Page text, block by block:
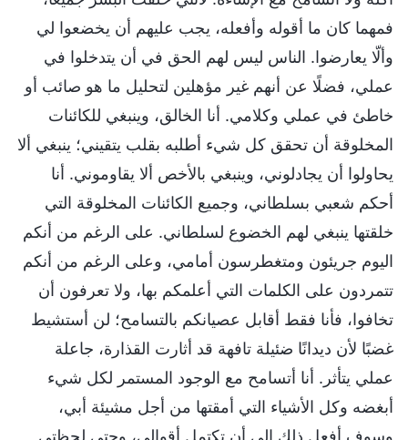
فمهما كان ما أقوله وأفعله، يجب عليهم أن يخضعوا لي
وألّا يعارضوا. الناس ليس لهم الحق في أن يتدخلوا في
عملي، فضلًا عن أنهم غير مؤهلين لتحليل ما هو صائب أو
خاطئ في عملي وكلامي. أنا الخالق، وينبغي للكائنات
المخلوقة أن تحقق كل شيء أطلبه بقلب يتقيني؛ ينبغي ألا
يحاولوا أن يجادلوني، وينبغي بالأخص ألا يقاوموني. أنا
أحكم شعبي بسلطاني، وجميع الكائنات المخلوقة التي
خلقتها ينبغي لهم الخضوع لسلطاني. على الرغم من أنكم
اليوم جريئون ومتغطرسون أمامي، وعلى الرغم من أنكم
تتمردون على الكلمات التي أعلمكم بها، ولا تعرفون أن
تخافوا، فأنا فقط أقابل عصيانكم بالتسامح؛ لن أستشيط
غضبًا لأن ديدانًا ضئيلة تافهة قد أثارت القذارة، جاعلة
عملي يتأثر. أنا أتسامح مع الوجود المستمر لكل شيء
أبغضه وكل الأشياء التي أمقتها من أجل مشيئة أبي،
وسوف أفعل ذلك إلى أن تكتمل أقوالي، وحتى لحظتي